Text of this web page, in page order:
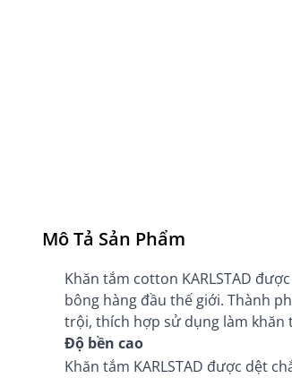
Mô Tả Sản Phẩm
Khăn tắm cotton KARLSTAD
bông hàng đầu thế giới. Thành
trội, thích hợp sử dụng làm khăn
Độ bền cao
Khăn tắm KARLSTAD được dệt